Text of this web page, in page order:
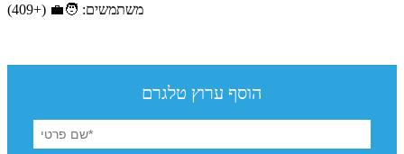
משתמשים: 🧑‍💼 (+409)
הוסף ערוץ טלגרם